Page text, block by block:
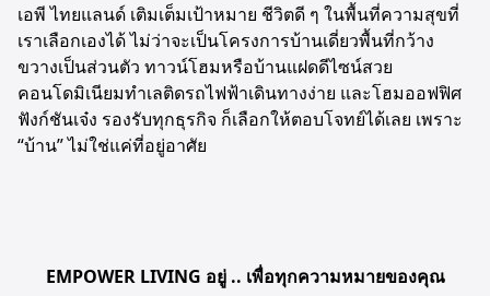
เอพี ไทยแลนด์ เติมเต็มเป้าหมาย ชีวิตดี ๆ ในพื้นที่ความสุขที่
เราเลือกเองได้ ไม่ว่าจะเป็นโครงการบ้านเดี่ยวพื้นที่กว้าง
ขวางเป็นส่วนตัว ทาวน์โฮมหรือบ้านแฝดดีไซน์สวย
คอนโดมิเนียมทำเลติดรถไฟฟ้าเดินทางง่าย และโฮมออฟฟิศ
ฟังก์ชันเจ๋ง รองรับทุกธุรกิจ ก็เลือกให้ตอบโจทย์ได้เลย เพราะ
“บ้าน” ไม่ใช่แค่ที่อยู่อาศัย
EMPOWER LIVING อยู่ .. เพื่อทุกความหมายของคุณ